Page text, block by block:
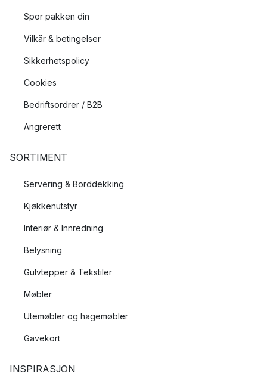
Spor pakken din
Vilkår & betingelser
Sikkerhetspolicy
Cookies
Bedriftsordrer / B2B
Angrerett
SORTIMENT
Servering & Borddekking
Kjøkkenutstyr
Interiør & Innredning
Belysning
Gulvtepper & Tekstiler
Møbler
Utemøbler og hagemøbler
Gavekort
INSPIRASJON